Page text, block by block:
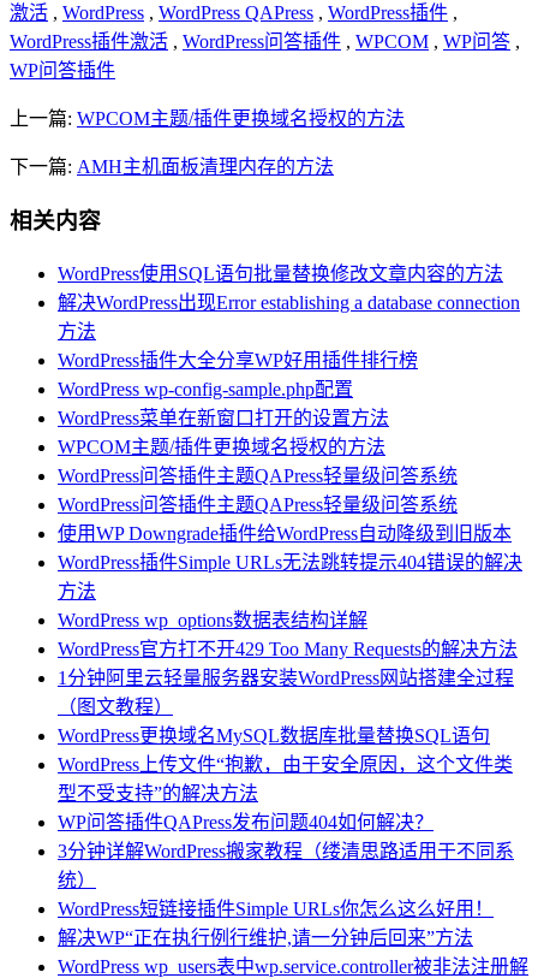
激活 , WordPress , WordPress QAPress , WordPress插件 ,
WordPress插件激活 , WordPress问答插件 , WPCOM , WP问答 ,
WP问答插件
上一篇: WPCOM主题/插件更换域名授权的方法
下一篇: AMH主机面板清理内存的方法
相关内容
WordPress使用SQL语句批量替换修改文章内容的方法
解决WordPress出现Error establishing a database connection
方法
WordPress插件大全分享WP好用插件排行榜
WordPress wp-config-sample.php配置
WordPress菜单在新窗口打开的设置方法
WPCOM主题/插件更换域名授权的方法
WordPress问答插件主题QAPress轻量级问答系统
WordPress问答插件主题QAPress轻量级问答系统
使用WP Downgrade插件给WordPress自动降级到旧版本
WordPress插件Simple URLs无法跳转提示404错误的解决
方法
WordPress wp_options数据表结构详解
WordPress官方打不开429 Too Many Requests的解决方法
1分钟阿里云轻量服务器安装WordPress网站搭建全过程
（图文教程）
WordPress更换域名MySQL数据库批量替换SQL语句
WordPress上传文件“抱歉，由于安全原因，这个文件类
型不受支持”的解决方法
WP问答插件QAPress发布问题404如何解决？
3分钟详解WordPress搬家教程（缕清思路适用于不同系
统）
WordPress短链接插件Simple URLs你怎么这么好用！
解决WP“正在执行例行维护,请一分钟后回来”方法
WordPress wp_users表中wp.service.controller被非法注册解